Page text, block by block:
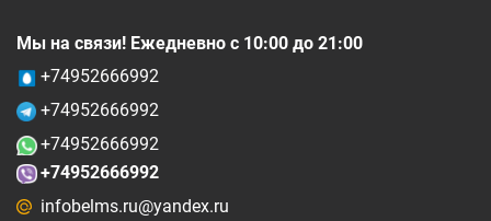
Мы на связи! Ежедневно с 10:00 до 21:00
+74952666992
+74952666992
+74952666992
+74952666992
infobelms.ru@yandex.ru